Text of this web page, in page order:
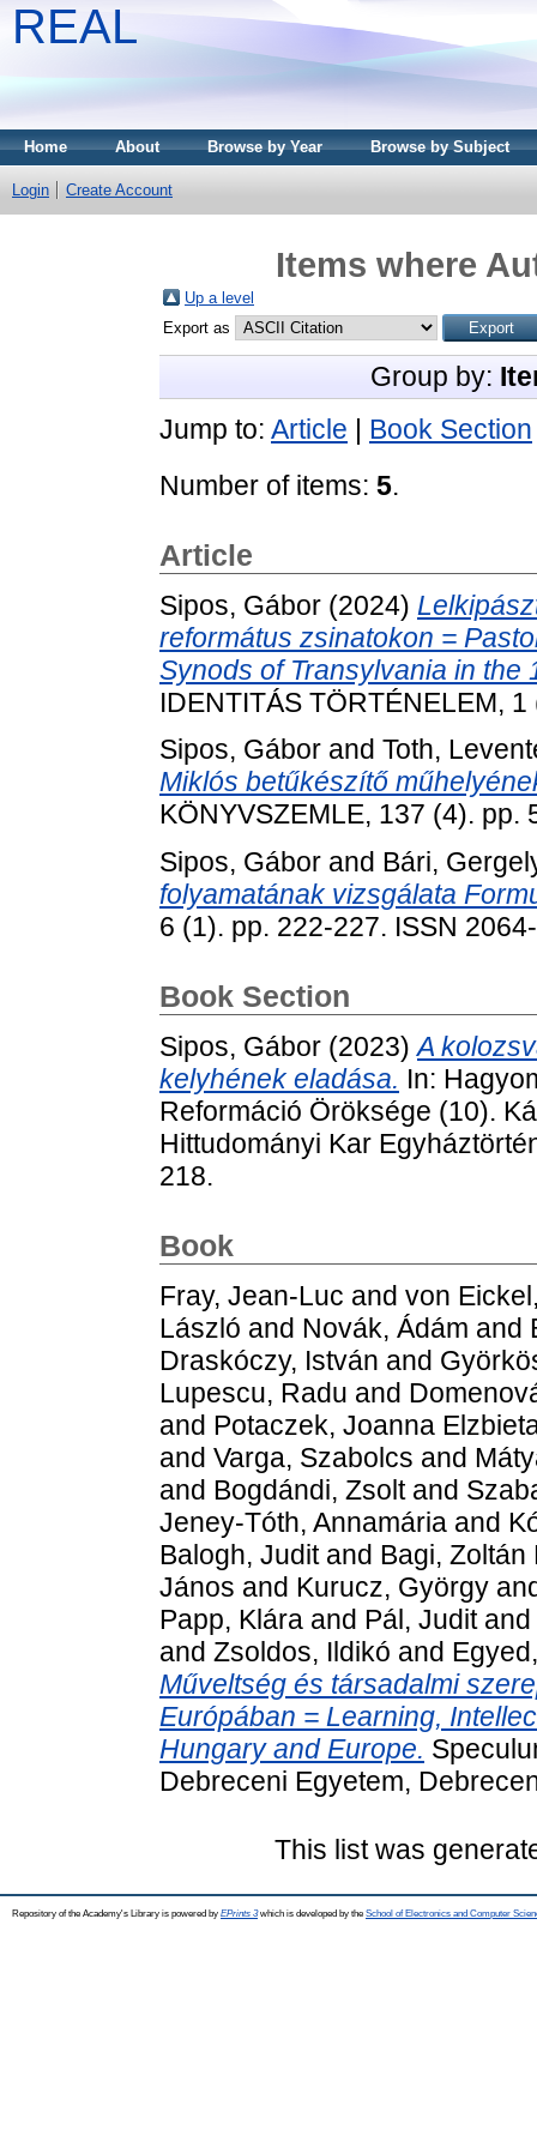
REAL
Home About Browse by Year Browse by Subject
Login Create Account
Items where
Up a level
Export as
Group by:
Jump to: Article | Book Section
Number of items: 5.
Article
Sipos, Gábor (2024)
református zsinatokon =
Synods of Transylvania in the
IDENTITÁS TÖRTÉNELEM,
Sipos, Gábor and Toth,
Miklós betűkészítő
KÖNYVSZEMLE, 137 (4). pp.
Sipos, Gábor and Bári,
folyamatának vizsgálata
6 (1). pp. 222-227. ISSN
Book Section
Sipos, Gábor (2023)A
kelyhének eladása. In:
Reformáció Öröksége (10).
Hittudományi Kar
218.
Book
Fray, Jean-Luc and von
László and Novák, Ádám and
Draskóczy, István and
Lupescu, Radu and
and Potaczek, Joanna
and Varga, Szabolcs and
and Bogdándi, Zsoltand
Jeney-Tóth, Annamária and
Balogh, Juditand Bagi, Zoltán
János and Kurucz, György
Papp, Klára and Pál, Juditand
and Zsoldos, Ildikó and
Műveltség és társadalmi
Európában = Learning,
Hungary and Europe.
Debreceni Egyetem,
This list was
Repository of the Academy's Library is powered by EPrints 3which is developed by the School of Electronics and Computer